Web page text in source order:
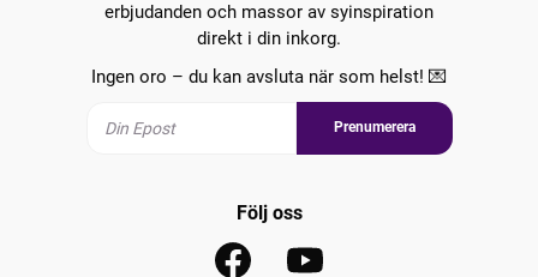
erbjudanden och massor av syinspiration
direkt i din inkorg.
Ingen oro – du kan avsluta när som helst! 💌
Prenumerera
Följ oss